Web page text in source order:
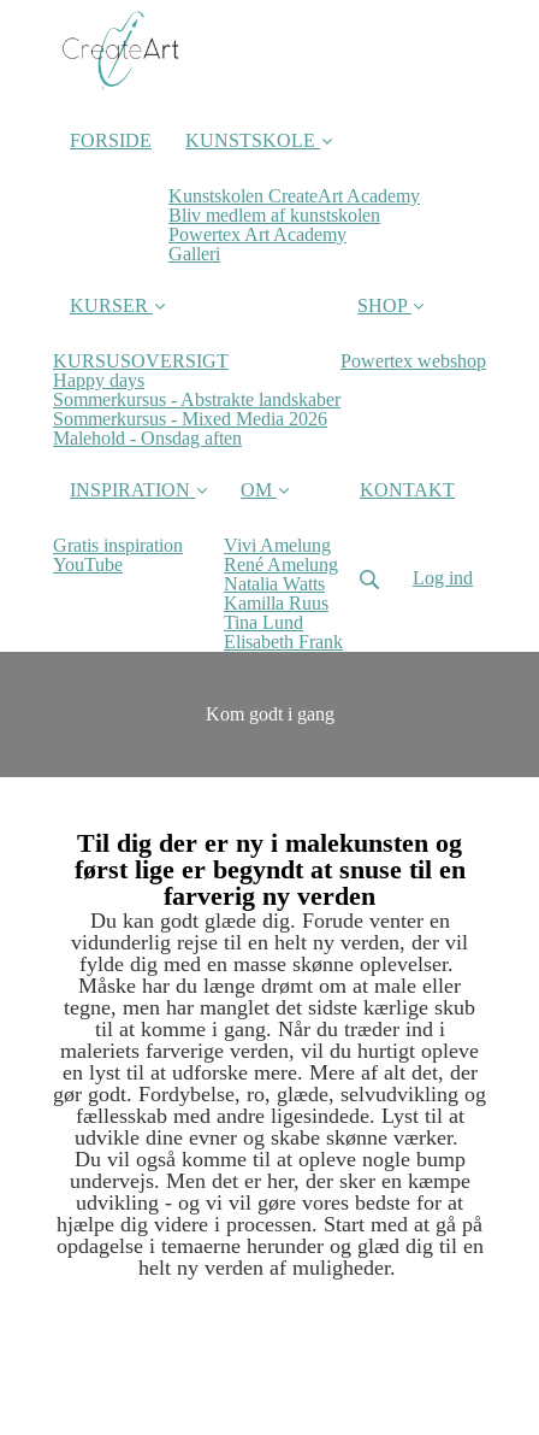
FORSIDE KUNSTSKOLE
Kunstskolen CreateArt Academy
Bliv medlem af kunstskolen
Powertex Art Academy
Galleri
KURSER
KURSUSOVERSIGT
Happy days
Sommerkursus - Abstrakte landskaber
Sommerkursus - Mixed Media 2026
Malehold - Onsdag aften
SHOP
Powertex webshop
INSPIRATION
Gratis inspiration
YouTube
OM
Vivi Amelung
René Amelung
Natalia Watts
Kamilla Ruus
Tina Lund
Elisabeth Frank
KONTAKT
Log ind
Kom godt i gang
Til dig der er ny i malekunsten og
først lige er begyndt at snuse til en
farverig ny verden
Du kan godt glæde dig. Forude venter en
vidunderlig rejse til en helt ny verden, der vil
fylde dig med en masse skønne oplevelser.
Måske har du længe drømt om at male eller
tegne, men har manglet det sidste kærlige skub
til at komme i gang. Når du træder ind i
maleriets farverige verden, vil du hurtigt opleve
en lyst til at udforske mere. Mere af alt det, der
gør godt. Fordybelse, ro, glæde, selvudvikling og
fællesskab med andre ligesindede. Lyst til at
udvikle dine evner og skabe skønne værker.
Du vil også komme til at opleve nogle bump
undervejs. Men det er her, der sker en kæmpe
udvikling - og vi vil gøre vores bedste for at
hjælpe dig videre i processen. Start med at gå på
opdagelse i temaerne herunder og glæd dig til en
helt ny verden af muligheder.